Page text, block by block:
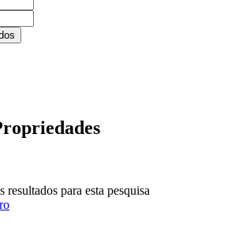
para esta pesquisa